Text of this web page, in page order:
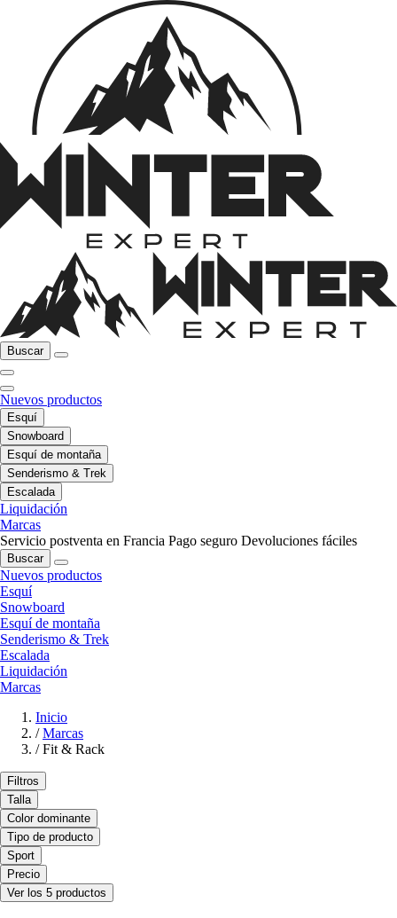
Buscar
Nuevos productos
Esquí
Snowboard
Esquí de montaña
Senderismo & Trek
Escalada
Liquidación
Marcas
Servicio postventa en Francia Pago seguro Devoluciones fáciles
Buscar
Nuevos productos
Esquí
Snowboard
Esquí de montaña
Senderismo & Trek
Escalada
Liquidación
Marcas
Inicio
/ Marcas
/ Fit & Rack
Filtros
Talla
Color dominante
Tipo de producto
Sport
Precio
Ver los 5 productos